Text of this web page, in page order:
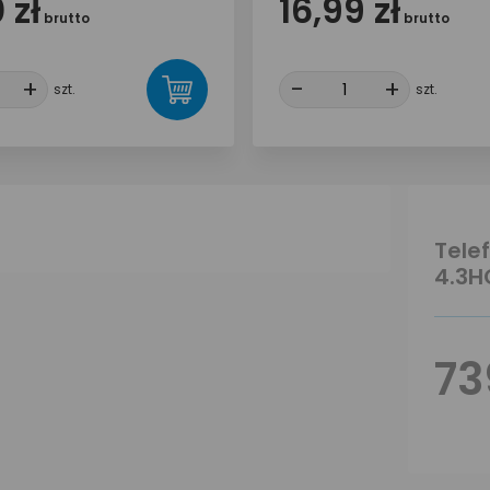
brutto
+ +
szt.
16,99 zł brutto
- + +
szt.